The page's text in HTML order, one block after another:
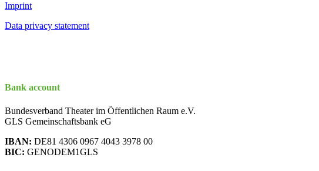
Imprint
Data privacy statement
Bank account
Bundesverband Theater im Öffentlichen Raum e.V.
GLS Gemeinschaftsbank eG
IBAN: DE81 4306 0967 4043 3978 00
BIC: GENODEM1GLS